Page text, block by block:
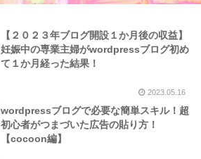
【２０２３年ブログ開設１か月後の収益】
妊娠中の専業主婦がwordpressブログ初め
て１か月経った結果！
2023.05.16
wordpressブログで必要な簡単スキル！超
初心者がつまづいた広告の貼り方！
【cocoon編】